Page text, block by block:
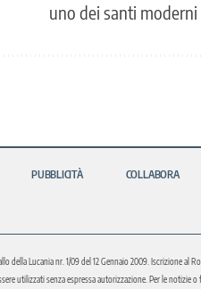
uno dei santi
PUBBLICITÀ COLLABORA
Lucania nr. 1/09 del 12 Gennaio 2009. Iscrizione al
utilizzati senza espressa autorizzazione. Per le